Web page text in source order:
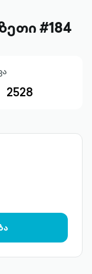
#184
2528